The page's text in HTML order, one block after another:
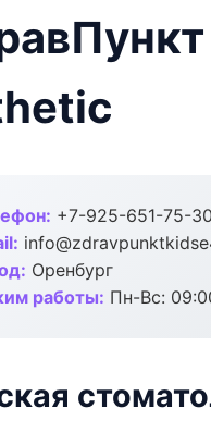
+7-925-651-75-30
Оренбург
работы: Пн-Вс: